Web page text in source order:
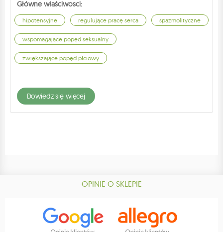
Główne właściwosci:
hipotensyjne regulujące pracę serca spazmolityczne
wspomagające popęd seksualny
zwiększające popęd płciowy
dowiedz się więcej
OPINIE O SKLEPIE